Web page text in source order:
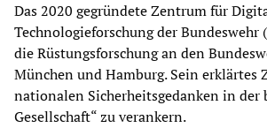
Das 2020 gegründete Zentrum für
Technologieforschung der Bundeswehr
die Rüstungsforschung an den
München und Hamburg. Sein erklärtes
nationalen Sicherheitsgedanken in der
Gesellschaft“ zu verankern.